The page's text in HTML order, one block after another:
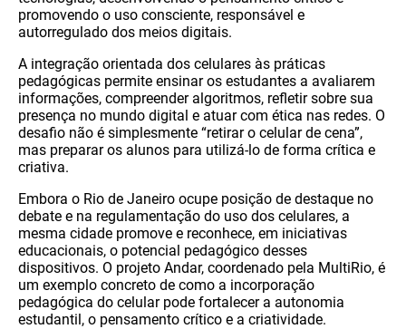
promovendo o uso consciente, responsável e
autorregulado dos meios digitais.
A integração orientada dos celulares às práticas
pedagógicas permite ensinar os estudantes a avaliarem
informações, compreender algoritmos, refletir sobre sua
presença no mundo digital e atuar com ética nas redes. O
desafio não é simplesmente “retirar o celular de cena”,
mas preparar os alunos para utilizá-lo de forma crítica e
criativa.
Embora o Rio de Janeiro ocupe posição de destaque no
debate e na regulamentação do uso dos celulares, a
mesma cidade promove e reconhece, em iniciativas
educacionais, o potencial pedagógico desses
dispositivos. O projeto Andar, coordenado pela MultiRio, é
um exemplo concreto de como a incorporação
pedagógica do celular pode fortalecer a autonomia
estudantil, o pensamento crítico e a criatividade.